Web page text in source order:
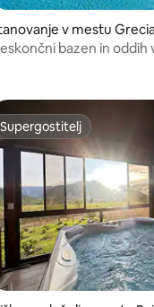
5 od 5, št. mnenj:
v mestu
bazen in oddih
gostov«
Supergostitelj
Supergostitelj